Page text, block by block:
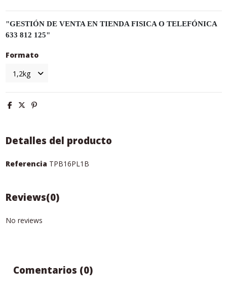
"GESTIÓN DE VENTA EN TIENDA FISICA O TELEFÓNICA
633 812 125"
Formato
Detalles del producto
Referencia TPB16PL1B
Reviews(0)
No reviews
Comentarios (0)